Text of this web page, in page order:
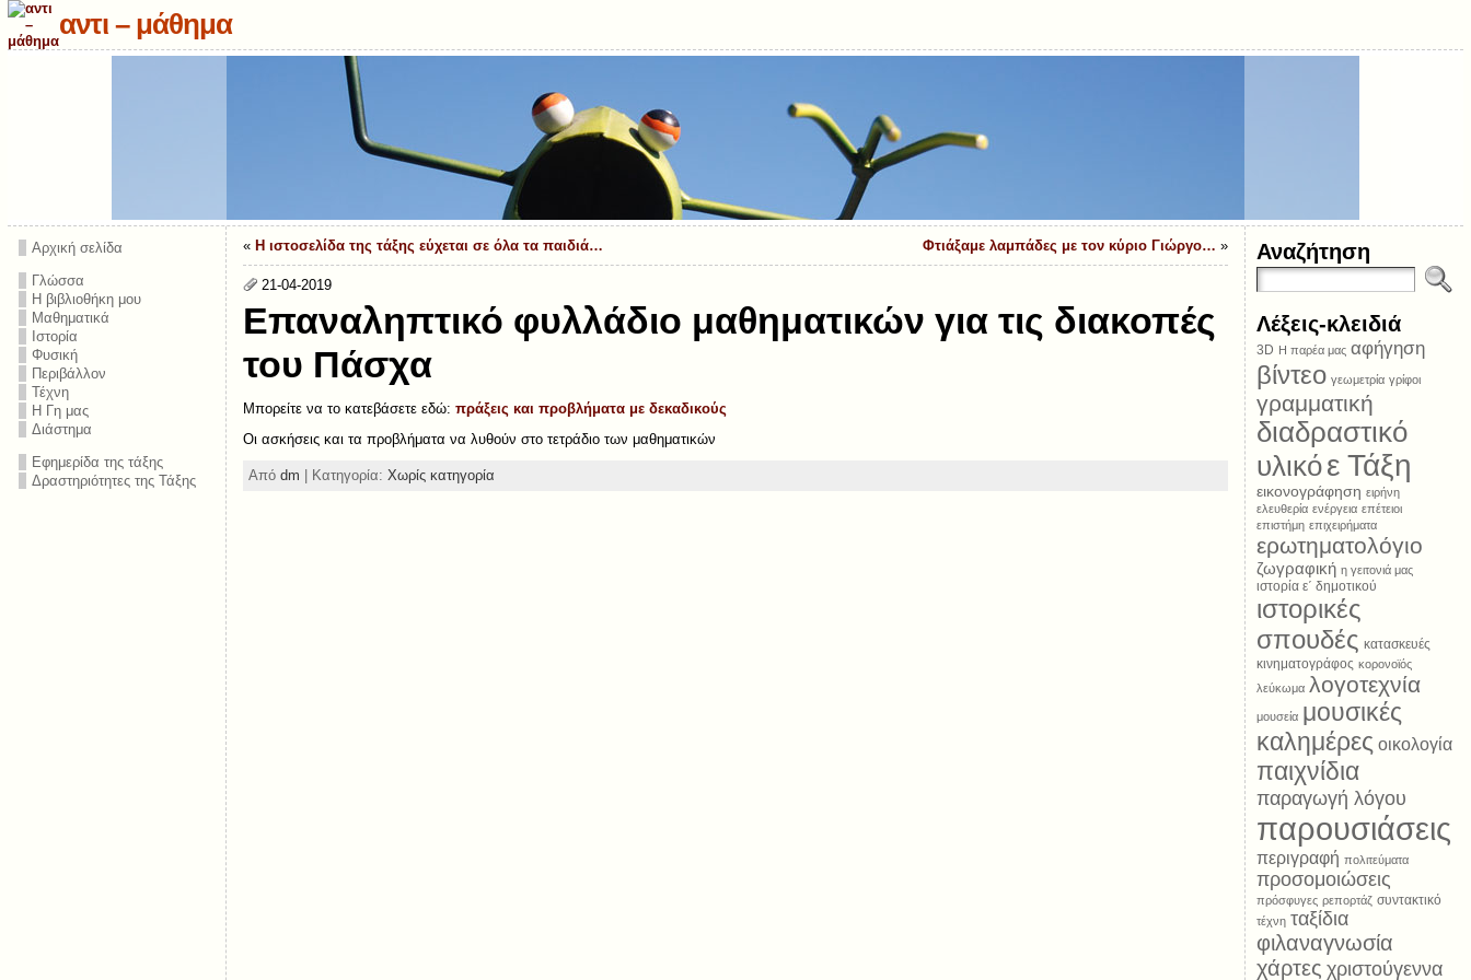
αντι – μάθημα
Αρχική σελίδα
Γλώσσα
Η βιβλιοθήκη μου
Μαθηματικά
Ιστορία
Φυσική
Περιβάλλον
Τέχνη
Η Γη μας
Διάστημα
Εφημερίδα της τάξης
Δραστηριότητες της Τάξης
« Η ιστοσελίδα της τάξης εύχεται σε όλα τα παιδιά… Φτιάξαμε λαμπάδες με τον κύριο Γιώργο… »
21-04-2019
Επαναληπτικό φυλλάδιο μαθηματικών για τις διακοπές
του Πάσχα
Μπορείτε να το κατεβάσετε εδώ: πράξεις και προβλήματα με δεκαδικούς
Οι ασκήσεις και τα προβλήματα να λυθούν στο τετράδιο των μαθηματικών
Από dm | Κατηγορία: Χωρίς κατηγορία
Αναζήτηση
Λέξεις-κλειδιά
3D Η παρέα μας αφήγηση
βίντεο γεωμετρία γρίφοι
γραμματική
διαδραστικό
υλικόε Τάξη
εικονογράφηση ειρήνη
ελευθερία ενέργεια επέτειοι
επιστήμη επιχειρήματα
ερωτηματολόγιο
ζωγραφική η γειτονιά μας
ιστορία ε΄ δημοτικού
ιστορικές
σπουδές κατασκευές
κινηματογράφος κορονοϊός
λεύκωμα λογοτεχνία
μουσεία μουσικές
καλημέρες οικολογία
παιχνίδια
παραγωγή λόγου
παρουσιάσεις
περιγραφή πολιτεύματα
προσομοιώσεις
πρόσφυγες ρεπορτάζ συντακτικό
τέχνη ταξίδια
φιλαναγνωσία
χάρτες χριστούγεννα